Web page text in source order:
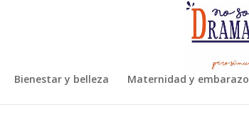
Bienestar y belleza Maternidad y embarazo